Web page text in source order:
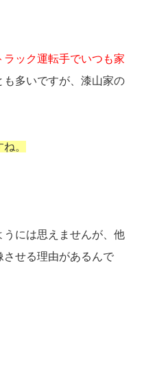
ラック運転手でいつも家
も多いですが、漆山家の
。
には思えませんが、他
させる理由があるんで